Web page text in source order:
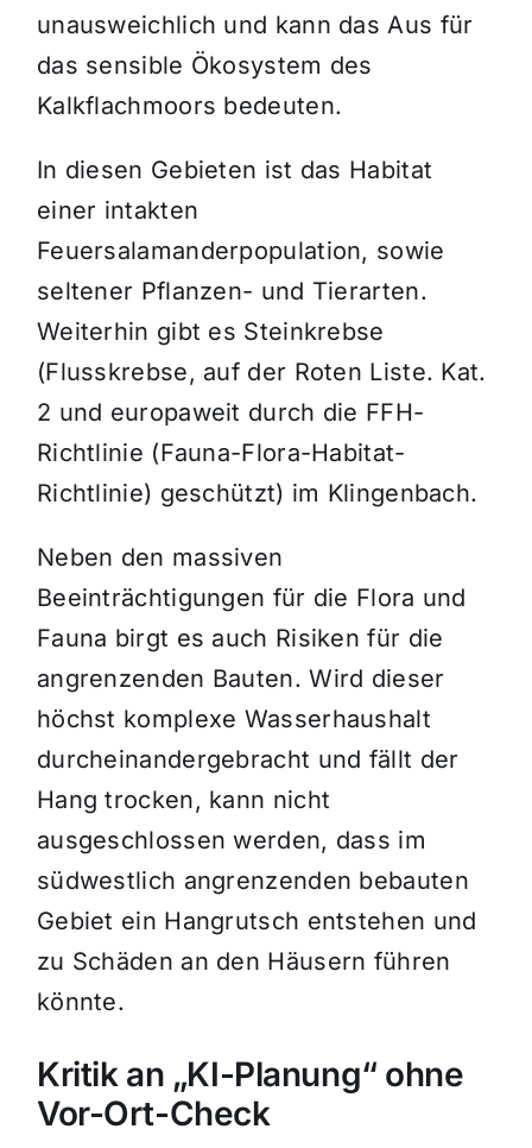
unausweichlich und kann das Aus für
das sensible Ökosystem des
Kalkflachmoors bedeuten.
In diesen Gebieten ist das Habitat
einer intakten
Feuersalamanderpopulation, sowie
seltener Pflanzen- und Tierarten.
Weiterhin gibt es Steinkrebse
(Flusskrebse, auf der Roten Liste. Kat.
2 und europaweit durch die FFH-
Richtlinie (Fauna-Flora-Habitat-
Richtlinie) geschützt) im Klingenbach.
Neben den massiven
Beeinträchtigungen für die Flora und
Fauna birgt es auch Risiken für die
angrenzenden Bauten. Wird dieser
höchst komplexe Wasserhaushalt
durcheinandergebracht und fällt der
Hang trocken, kann nicht
ausgeschlossen werden, dass im
südwestlich angrenzenden bebauten
Gebiet ein Hangrutsch entstehen und
zu Schäden an den Häusern führen
könnte.
Kritik an „KI-Planung“ ohne
Vor-Ort-Check